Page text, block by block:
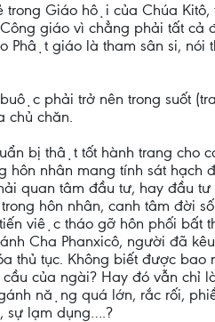
trong Giáo hội của Chúa
giáo vì chẳng phải tất
giáo là tham sân si, nói
phải trở nên trong suốt
chủ chăn.
bị thật tốt hành trang cho
nhân mang tính sát hạch
quan tâm đầu tư, hay đầu tư
hôn nhân, canh tâm đời
việc tháo gỡ hôn phối bất
Cha Phanxicô, người đã
thủ tục. Không biết được bao
của ngài? Hay đó vẫn chỉ
nặng quá lớn, rắc rối,
sự lạm dụng….?